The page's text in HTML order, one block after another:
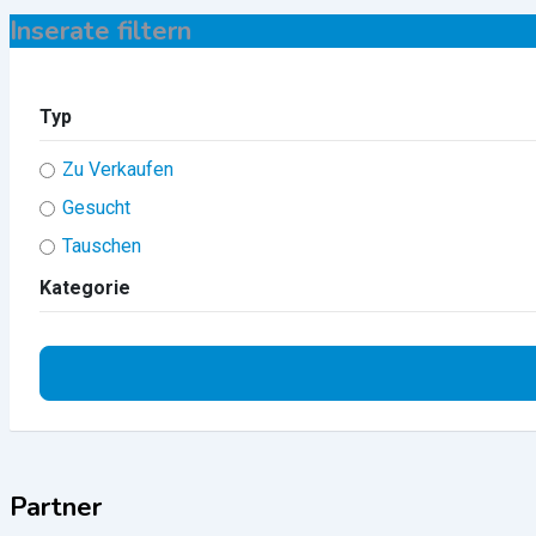
Inserate filtern
Typ
Zu Verkaufen
Gesucht
Tauschen
Kategorie
Partner